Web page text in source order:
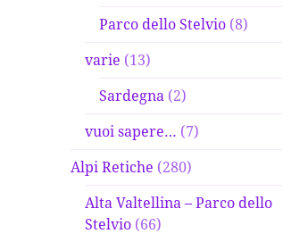
Parco dello Stelvio (8)
varie (13)
Sardegna (2)
vuoi sapere… (7)
Alpi Retiche (280)
Alta Valtellina – Parco dello
Stelvio (66)